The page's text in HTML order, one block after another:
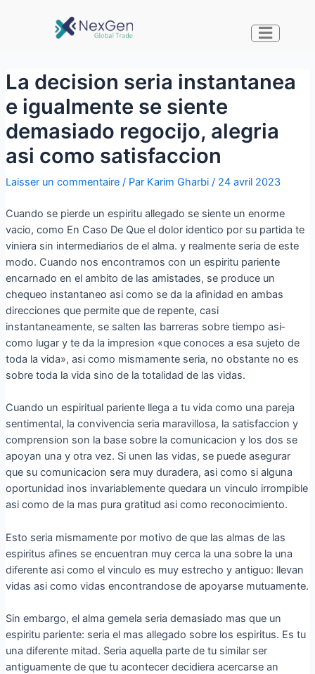
La decision seri­a instantanea
e igualmente se siente
demasiado regocijo, alegria
asi­ como satisfaccion
Laisser un commentaire / Par Karim Gharbi / 24 avril 2023
Cuando se pierde un espiritu allegado se siente un enorme
vacio, como En Caso De Que el dolor identico por su partida te
viniera sin intermediarios de el alma. y realmente seri­a de este
modo. Cuando nos encontramos con un espiritu pariente
encarnado en el ambito de las amistades, se produce un
chequeo instantaneo asi­ como se da la afinidad en ambas
direcciones que permite que de repente, casi
instantaneamente, se salten las barreras sobre tiempo asi­
como lugar y te da la impresion «que conoces a esa sujeto de
toda la vida», asi­ como mismamente seri­a, no obstante no es
sobre toda la vida sino de la totalidad de las vidas.
Cuando un espiritual pariente llega a tu vida como una pareja
sentimental, la convivencia seri­a maravillosa, la satisfaccion y
comprension son la base sobre la comunicacion y los dos se
apoyan una y otra vez. Si unen las vidas, se puede asegurar
que su comunicacion sera muy duradera, asi­ como si alguna
oportunidad inos invariablemente quedara un vinculo irrompible
asi­ como de la mas pura gratitud asi­ como reconocimiento.
Esto seri­a mismamente por motivo de que las almas de las
espiritus afines se encuentran muy cerca la una sobre la una
diferente asi­ como el vinculo es muy estrecho y antiguo: llevan
vidas asi­ como vidas encontrandose de apoyarse mutuamente.
Sin embargo, el alma gemela seri­a demasiado mas que un
espiritu pariente: seri­a el mas allegado sobre los espiritus. Es tu
una diferente mitad. Seri­a aquella parte de tu similar ser
antiguamente de que tu acontecer decidiera acercarse an